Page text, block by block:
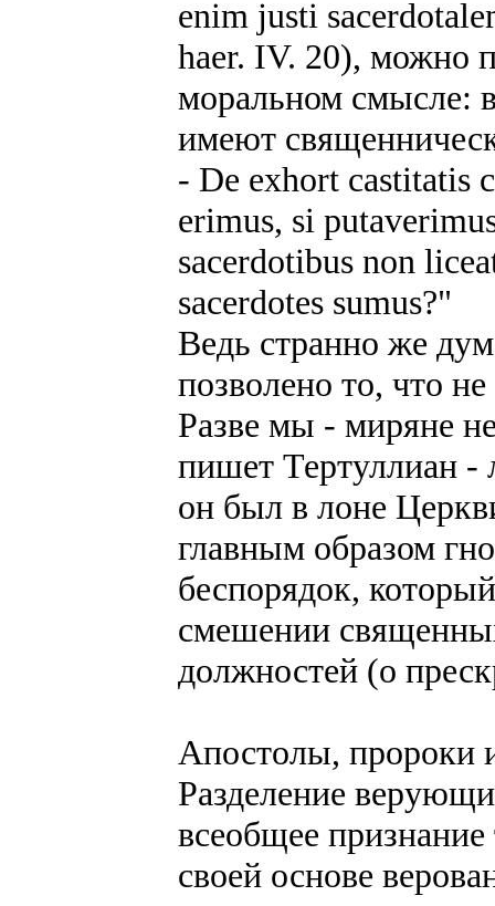
enim justi
haer. IV. 20), можно
моральном смысле:
имеют
- De exhort castitatis
erimus, si
sacerdotibus non
sacerdotes sumus?"
Ведь странно же
позволено то, что
Разве мы - миряне
пишет Тертуллиан -
он был в лоне
главным образом
беспорядок,
смешении
должностей (о
Апостолы, пророки
Разделение
всеобщее признание
своей основе